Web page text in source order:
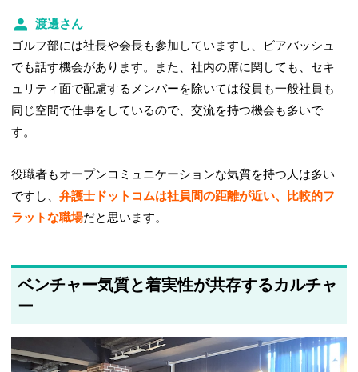
渡邊さん
ゴルフ部には社長や会長も参加していますし、ビアバッシュ
でも話す機会があります。また、社内の席に関しても、セキ
ュリティ面で配慮するメンバーを除いては役員も一般社員も
同じ空間で仕事をしているので、交流を持つ機会も多いで
す。
役職者もオープンコミュニケーションな気質を持つ人は多い
ですし、弁護士ドットコムは社員間の距離が近い、比較的フ
ラットな職場だと思います。
ベンチャー気質と着実性が共存するカルチャ
ー